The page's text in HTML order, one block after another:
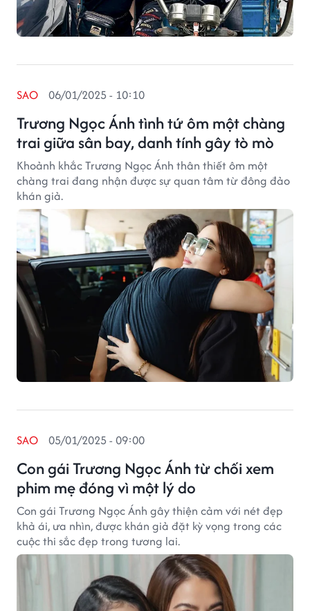
Trương Ngọc Ánh tình tứ ôm một chàng
trai giữa sân bay, danh tính gây tò mò
SAO 06/01/2025 - 10:10
Khoảnh khắc Trương Ngọc Ánh thân thiết ôm một
chàng trai đang nhận được sự quan tâm từ đông đảo
khán giả.
Con gái Trương Ngọc Ánh từ chối xem
phim mẹ đóng vì một lý do
SAO 05/01/2025 - 09:00
Con gái Trương Ngọc Ánh gây thiện cảm với nét đẹp
khả ái, ưa nhìn, được khán giả đặt kỳ vọng trong các
cuộc thi sắc đẹp trong tương lai.